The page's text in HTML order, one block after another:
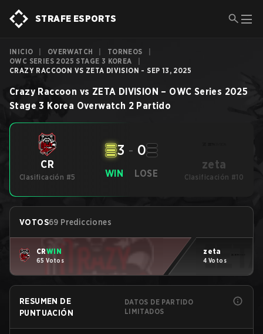
STRAFE ESPORTS
INICIO OVERWATCH TORNEOS
OWC SERIES 2025 STAGE 3 KOREA
CRAZY RACCOON VS ZETA DIVISION - SEP 13, 2025
Crazy Raccoon vs ZETA DIVISION – OWC Series 2025
Stage 3 Korea Overwatch 2 Partido
CR
Clasificación #5 WIN
3 - 0
LOSE
zeta
Clasificación #10
VOTOS69 Predicciones
CRWIN
65 Votos
zeta
4 Votos
RESUMEN DE
PUNTUACIÓN
DATOS DE PARTIDO
LIMITADOS